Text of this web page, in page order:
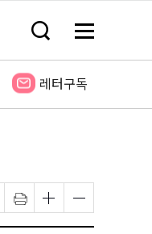
검
창
기
메
전
보
레터구독
인
쇄
하
글
자
크
글
자
크